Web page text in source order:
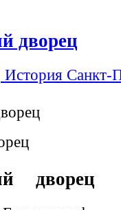
дворец
История Санкт-
дворец